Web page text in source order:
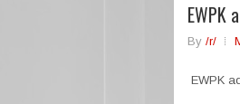
EWPK
By /r/
EWPK